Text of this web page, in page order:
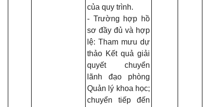
của quy trình.
- Trường hợp hồ
sơ đầy đủ và hợp
lệ: Tham mưu dự
thảo Kết quả giải
quyết chuyển
lãnh đạo phòng
Quản lý khoa học;
chuyển tiếp đến